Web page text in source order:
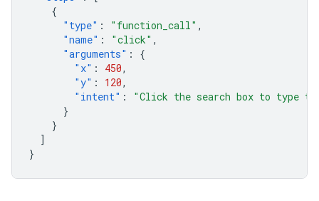
{
"type" : "function_call" ,
"name" : "click" ,
"arguments" :
{
"x" : 450,
"y" : 120,
"intent" :
"Click the search box to type
}
}
]
}